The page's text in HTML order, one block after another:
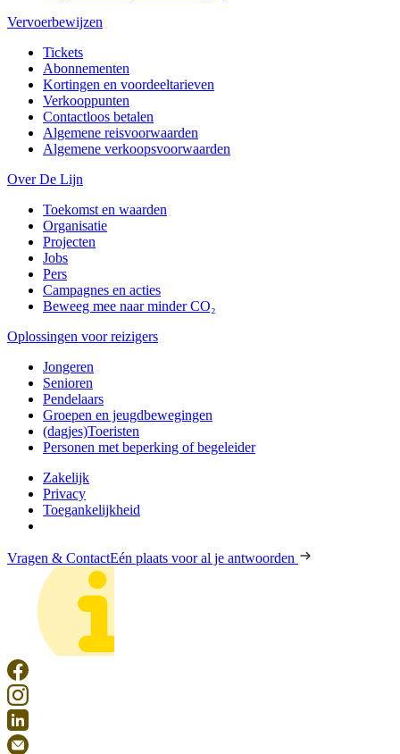
Vervoerbewijzen
Tickets
Abonnementen
Kortingen en voordeeltarieven
Verkooppunten
Contactloos betalen
Algemene reisvoorwaarden
Algemene verkoopsvoorwaarden
Over De Lijn
Toekomst en waarden
Organisatie
Projecten
Jobs
Pers
Campagnes en acties
Beweeg mee naar minder CO₂
Oplossingen voor reizigers
Jongeren
Senioren
Pendelaars
Groepen en jeugdbewegingen
(dagjes)Toeristen
Personen met beperking of begeleider
Zakelijk
Privacy
Toegankelijkheid
Vragen & ContactEén plaats voor al je antwoorden